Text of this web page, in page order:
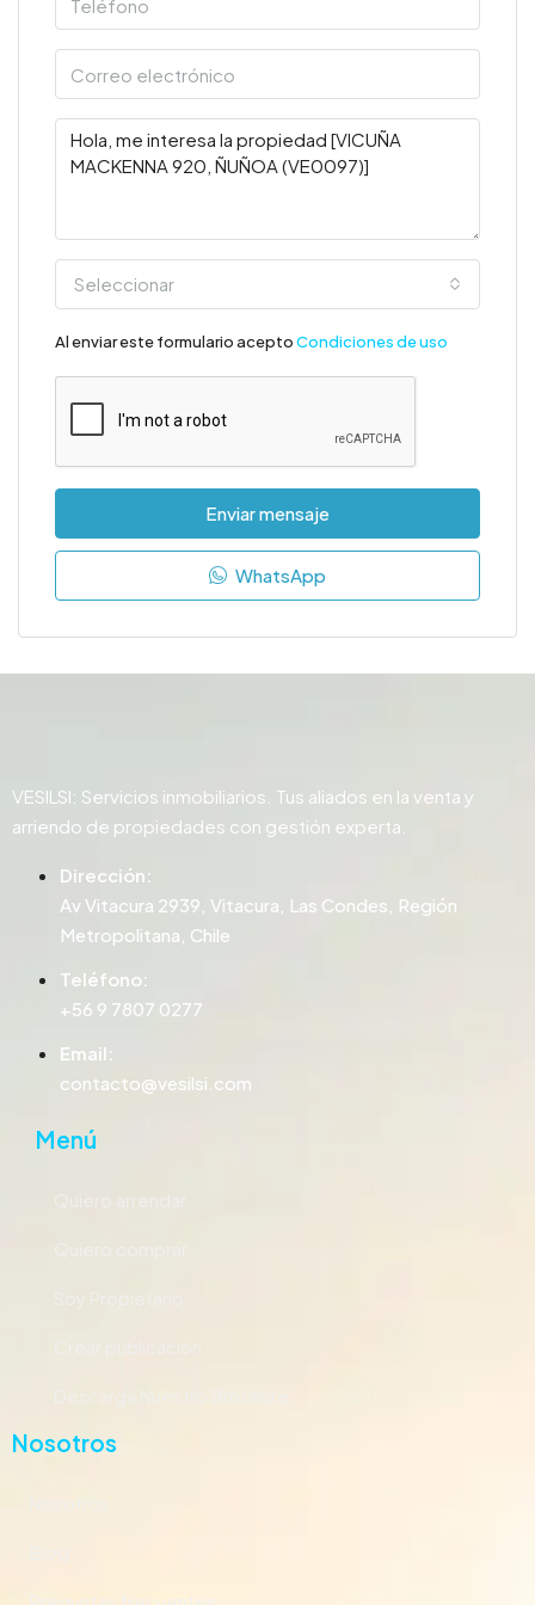
Seleccionar
Al enviar este formulario aceptoCondiciones de uso
Enviar mensaje
WhatsApp
VESILSI: Servicios inmobiliarios. Tus aliados en la venta y
arriendo de propiedades con gestión experta.
Dirección:
Av Vitacura 2939, Vitacura, Las Condes, Región
Metropolitana, Chile
Teléfono:
+56 9 7807 0277
Email:
contacto@vesilsi.com
Menú
Quiero arrendar
Quiero comprar
Soy Propietario
Crear publicación
Descarga Nuestro Brochure
Nosotros